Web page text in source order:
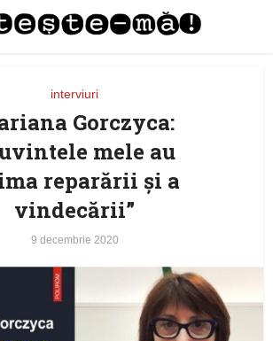
interviuri
Gorczyca:
mele au
reparării și a
vindecării”
9 decembrie 2020